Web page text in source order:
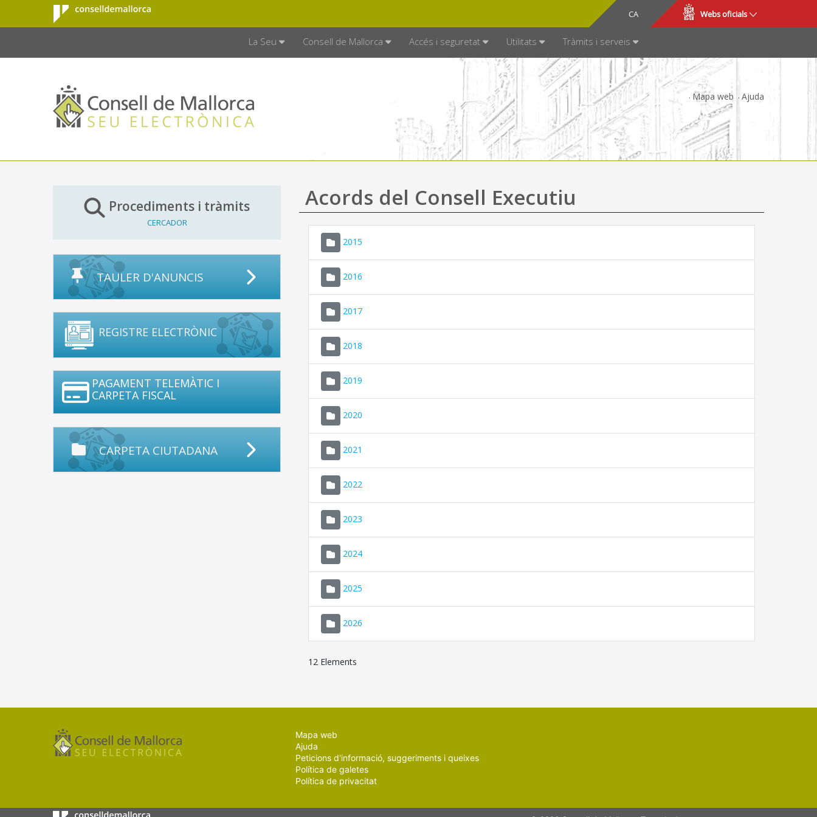
Salta al contingut principal
Consell de
Mallorca
CA
ES Webs oficials
La Seu Consell de Mallorca Accés i seguretat Utilitats Tràmits i serveis
Mapa web Ajuda
Procediments i tràmits
CERCADOR
TAULER D'ANUNCIS
REGISTRE ELECTRÒNIC
PAGAMENT TELEMÀTIC I
CARPETA FISCAL
CARPETA CIUTADANA
Acords del Consell Executiu
2015
2016
2017
2018
2019
2020
2021
2022
2023
2024
2025
2026
12 Elements
Mapa web
Ajuda
Peticions d'informació, suggeriments i queixes
Política de galetes
Política de privacitat